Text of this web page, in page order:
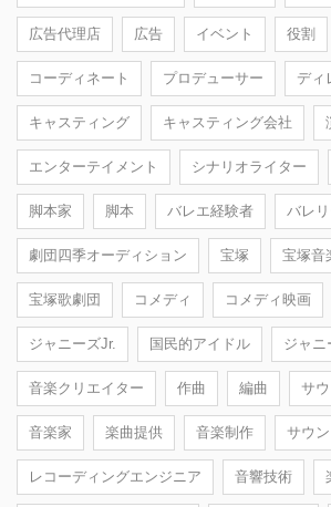
広告代理店 広告 イベント 役割
コーディネート プロデューサー ディ
キャスティング キャスティング会社
エンターテイメント シナリオライター
脚本家 脚本 バレエ経験者 バレ
劇団四季オーディション 宝塚 宝塚音
宝塚歌劇団 コメディ コメディ映画
ジャニーズJr. 国民的アイドル ジャニ
音楽クリエイター 作曲 編曲 サ
音楽家 楽曲提供 音楽制作 サウ
レコーディングエンジニア 音響技術